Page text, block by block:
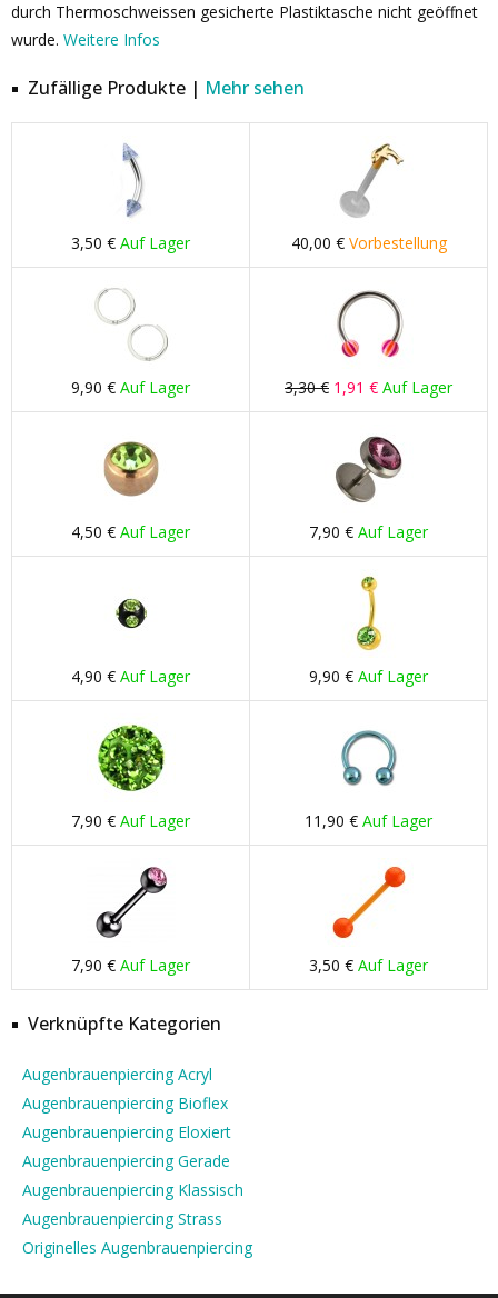
durch Thermoschweissen gesicherte Plastiktasche nicht geöffnet
wurde. Weitere Infos
Zufällige Produkte | Mehr sehen
3,50 € Auf Lager 40,00 € Vorbestellung
9,90 € Auf Lager 3,30 € 1,91 € Auf Lager
4,50 € Auf Lager 7,90 € Auf Lager
4,90 € Auf Lager 9,90 € Auf Lager
7,90 € Auf Lager 11,90 € Auf Lager
7,90 € Auf Lager 3,50 € Auf Lager
Verknüpfte Kategorien
Augenbrauenpiercing Acryl
Augenbrauenpiercing Bioflex
Augenbrauenpiercing Eloxiert
Augenbrauenpiercing Gerade
Augenbrauenpiercing Klassisch
Augenbrauenpiercing Strass
Originelles Augenbrauenpiercing